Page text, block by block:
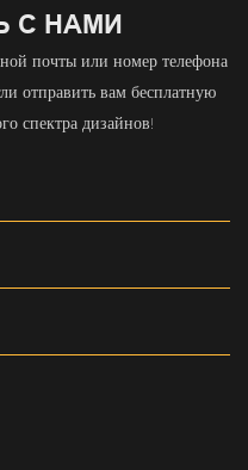
С НАМИ
почты или номер телефона
отправить вам бесплатную
спектра дизайнов!